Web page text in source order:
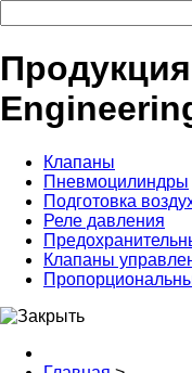
Клапаны
Пневмоцилиндры
Подготовка
Реле давления
Клапаны